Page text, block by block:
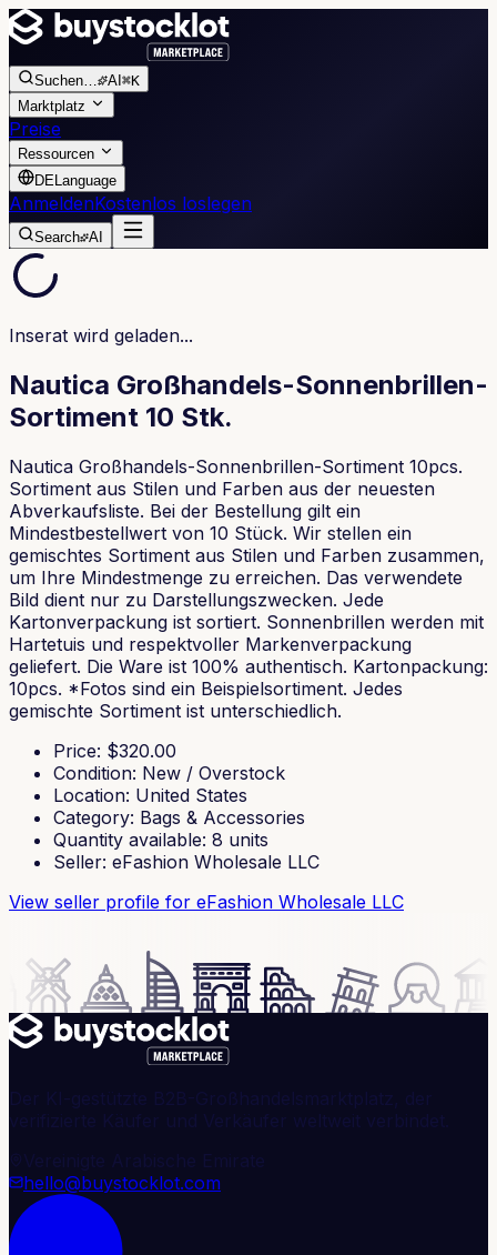
Suchen… AI ⌘K
Marktplatz
Preise
Ressourcen
DELanguage
AnmeldenKostenlos loslegen
Search AI
Inserat wird geladen...
Nautica Großhandels-Sonnenbrillen-
Sortiment 10 Stk.
Nautica Großhandels-Sonnenbrillen-Sortiment 10pcs.
Sortiment aus Stilen und Farben aus der neuesten
Abverkaufsliste. Bei der Bestellung gilt ein
Mindestbestellwert von 10 Stück. Wir stellen ein
gemischtes Sortiment aus Stilen und Farben zusammen,
um Ihre Mindestmenge zu erreichen. Das verwendete
Bild dient nur zu Darstellungszwecken. Jede
Kartonverpackung ist sortiert. Sonnenbrillen werden mit
Hartetuis und respektvoller Markenverpackung
geliefert. Die Ware ist 100% authentisch. Kartonpackung:
10pcs. *Fotos sind ein Beispielsortiment. Jedes
gemischte Sortiment ist unterschiedlich.
Price: $320.00
Condition: New / Overstock
Location: United States
Category: Bags & Accessories
Quantity available: 8 units
Seller: eFashion Wholesale LLC
View seller profile for eFashion Wholesale LLC
Der KI-gestützte B2B-Großhandelsmarktplatz, der
verifizierte Käufer und Verkäufer weltweit verbindet.
Vereinigte Arabische Emirate
hello@buystocklot.com